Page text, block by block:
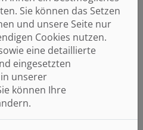
Kapazitäten,
der Anlagen und
geeigneter
wir die
Wir arbeiten eng mit den
zusammen und
und Inbetriebnahme der
Sie können das Setzen
und unsere Seite nur
Cookies nutzen.
eine detaillierte
eingesetzten
unserer
können Ihre